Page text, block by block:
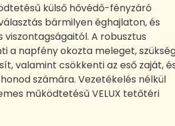
külső hővédő-fényzáró
bármilyen éghajlaton, és
A robusztus
a napfény okozta meleget,
valamint csökkenti az eső zaját,
számára. Vezetékelés nélkül
működtetésű VELUX tetőtéri